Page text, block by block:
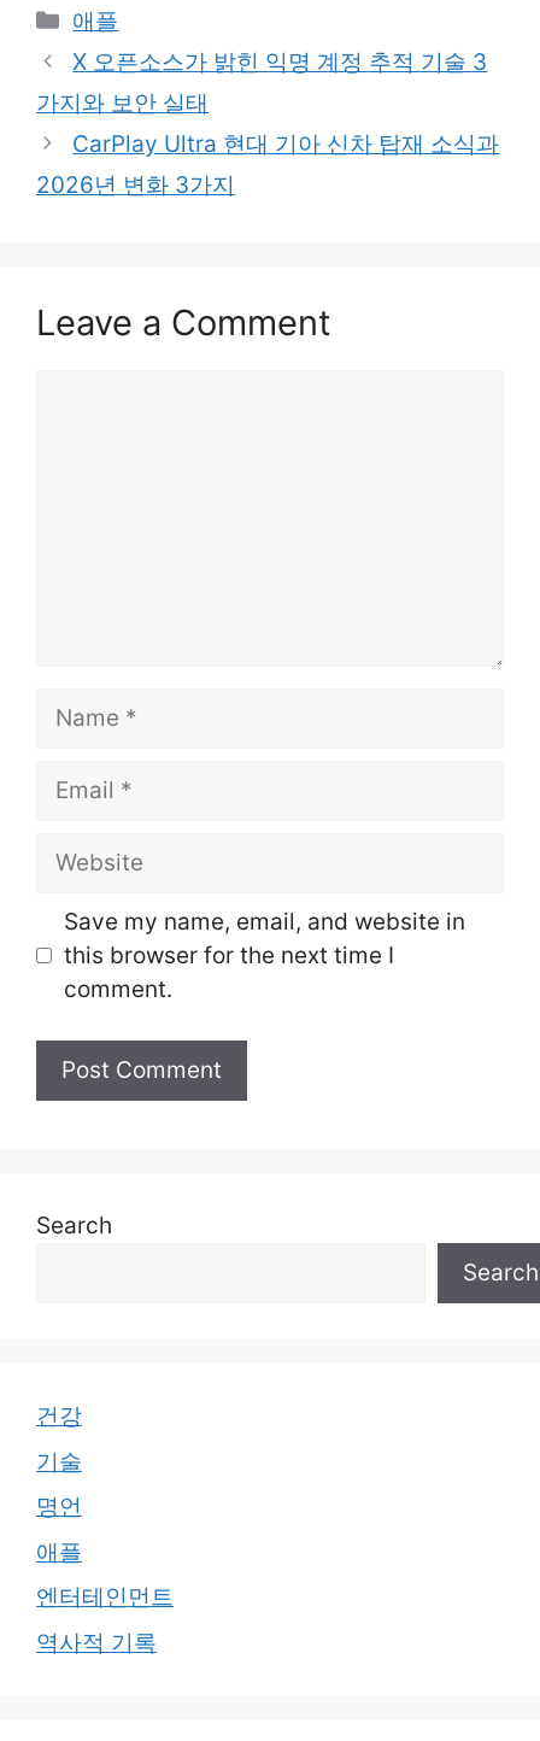
Categories
애플
X 오픈소스가 밝힌 익명 계정 추적 기술 3
가지와 보안 실태
CarPlay Ultra 현대 기아 신차 탑재 소식과
2026년 변화 3가지
Leave a Comment
Name
Email
Website
Save my name, email, and website in
this browser for the next time I
comment.
Search
Search
건강
기술
명언
애플
엔터테인먼트
역사적 기록